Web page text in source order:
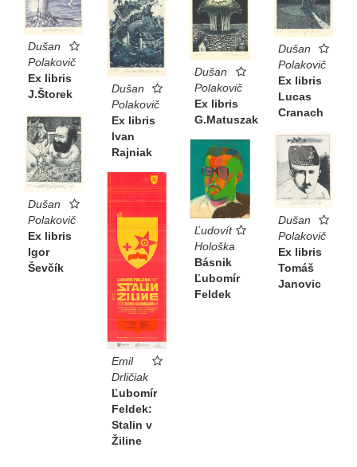
Dušan
Polakovič
Ex libris
Lucas
Cranach
Dušan
Polakovič
Ex libris
J.Štorek
Dušan
Polakovič
Ex libris
Ivan
Rajniak
Dušan
Polakovič
Ex libris
G.Matuszak
Dušan
Polakovič
Ex libris
Igor
Ševčík
Dušan
Polakovič
Ex libris
Tomáš
Janovic
Ľudovít
Hološka
Básnik
Ľubomír
Feldek
Emil
Drličiak
Ľubomír
Feldek:
Stalin v
Žiline